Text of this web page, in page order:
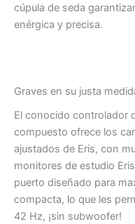
cúpula de seda
enérgica y precisa.
Graves en su justa
El conocido controlador
compuesto ofrece los
ajustados de Eris, con
monitores de estudio
puerto diseñado para
compacta, lo que les
42 Hz, ¡sin subwoofer!